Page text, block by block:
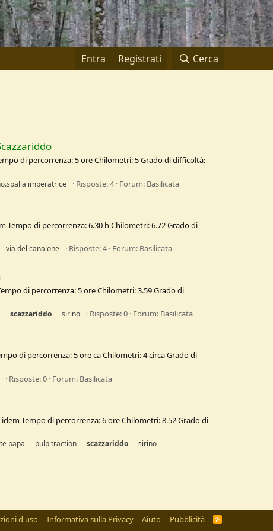
Entra Registrati Cerca
di percorrenza: 5 ore Chilometri: 5 Grado di difficoltà:
imperatrice Risposte: 4 Forum: Basilicata
Tempo di percorrenza: 6.30 h Chilometri: 6.72 Grado di
via del canalone Risposte: 4 Forum: Basilicata
di percorrenza: 5 ore Chilometri: 3.59 Grado di
scazzariddo sirino Risposte: 0 Forum: Basilicata
di percorrenza: 5 ore ca Chilometri: 4 circa Grado di
Risposte: 0 Forum: Basilicata
Tempo di percorrenza: 6 ore Chilometri: 8.52 Grado di
papa pulp traction scazzariddo
sirino
d'uso Informativa sulla Privacy Aiuto Pubblicità
R